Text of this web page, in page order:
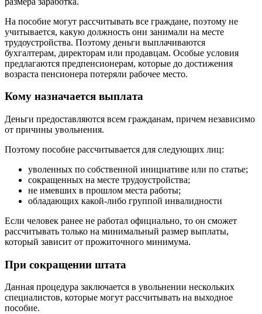
На пособие могут рассчитывать все граждане, поэтому не
учитывается, какую должность они занимали на месте
трудоустройства. Поэтому деньги выплачиваются
бухгалтерам, директорам или продавцам. Особые условия
предлагаются предпенсионерам, которые до достижения
возраста пенсионера потеряли рабочее место.
Кому назначается выплата
Деньги предоставляются всем гражданам, причем независимо
от причины увольнения.
Поэтому пособие рассчитывается для следующих лиц:
уволенных по собственной инициативе или по статье;
сокращенных на месте трудоустройства;
не имевших в прошлом места работы;
обладающих какой-либо группой инвалидности
Если человек ранее не работал официально, то он сможет
рассчитывать только на минимальный размер выплаты,
который зависит от прожиточного минимума.
При сокращении штата
Данная процедура заключается в увольнении нескольких
специалистов, которые могут рассчитывать на выходное
пособие.